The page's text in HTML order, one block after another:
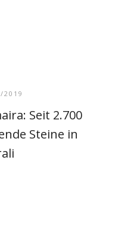
2019
Seit 2.700
Steine in